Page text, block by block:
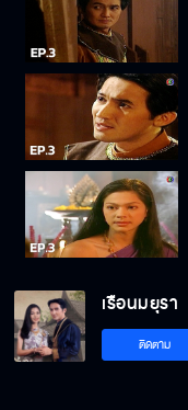
เรือนมยุรา
ติดตาม